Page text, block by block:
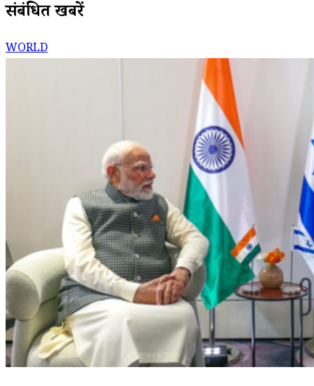
संबंधित खबरें
WORLD